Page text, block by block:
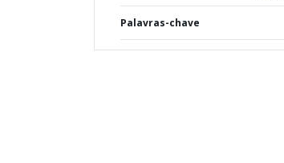
Palavras-chave